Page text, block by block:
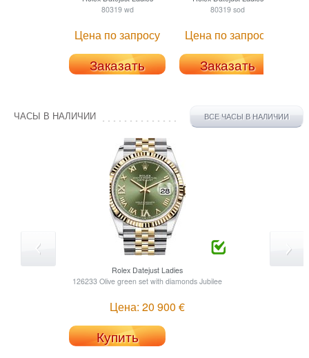
80319 wd
Цена по запросу
Заказать
80319 sod
Цена по запросу
Заказать
ЧАСЫ В НАЛИЧИИ ВСЕ ЧАСЫ В НАЛИЧИИ
Rolex Datejust Ladies
126233 Olive green set with diamonds Jubilee
Цена: 20 900 €
Купить